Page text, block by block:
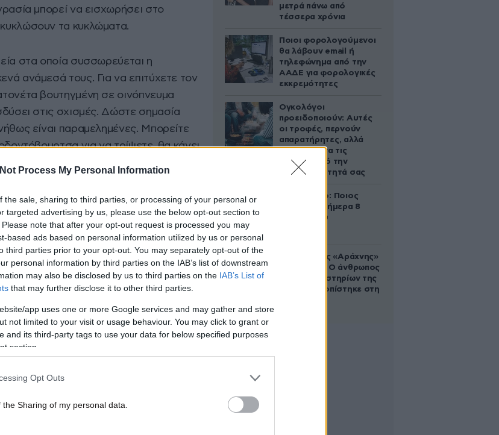
Process My Personal Information
the sale, sharing to third parties, or processing of your personal or
targeted advertising by us, please use the below opt-out section to
note that after your opt-out request is processed you may
based ads based on personal information utilized by us or personal
third parties prior to your opt-out. You may separately opt-out of the
personal information by third parties on the IAB’s list of downstream
may also be disclosed by us to third parties on the IAB’s List of
that may further disclose it to other third parties.
app uses one or more Google services and may gather and store
not limited to your visit or usage behaviour. You may click to grant or
and its third-party tags to use your data for below specified purposes
section.
Opt Outs
Sharing of my personal data.
μπορεί να εισχωρήσει στο
τα κυκλώματα.
στα οποία συσσωρεύεται η
ανάμεσά τους. Για να επιτύχετε τον
βουτηγμένη σε οινόπνευμα
στις σχισμές. Δώστε σημασία
είναι παραμελημένες. Μπορείτε
για να τρίψετε, θα κάνει
μετρά πάνω από
τέσσερα χρόνια
Ποιοι φορολογούμενοι
θα λάβουν email ή
τηλεφώνημα από την
ΑΑΔΕ για φορολογικές
εκκρεμότητες
Ογκολόγοι
προειδοποιούν: Αυτές
οι τροφές, περνούν
απαρατήρητες, αλλά
καλό είναι να τις
βγάλετε από την
καθημερινότητά σας
Εορτολόγιο: Ποιος
γιορτάζει σήμερα 8
Αυγούστου
Στα ίχνη της «Αράχνης»
του Άσαντ: Ο άνθρωπος
των βασανιστηρίων της
Συρίας εντοπίστηκε στη